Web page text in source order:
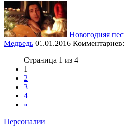
Новогодняя
Медведь 01.01.2016
Страница 1 из 4
1
2
3
4
»
Персоналии